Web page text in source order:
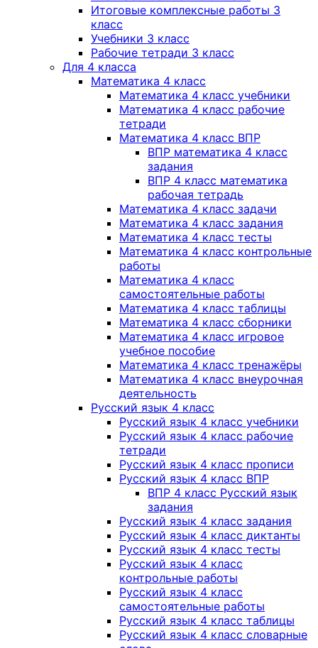
Итоговые комплексные работы 3
класс
Учебники 3 класс
Рабочие тетради 3 класс
Для 4 класса
Математика 4 класс
Математика 4 класс учебники
Математика 4 класс рабочие
тетради
Математика 4 класс ВПР
ВПР математика 4 класс
задания
ВПР 4 класс математика
рабочая тетрадь
Математика 4 класс задачи
Математика 4 класс задания
Математика 4 класс тесты
Математика 4 класс контрольные
работы
Математика 4 класс
самостоятельные работы
Математика 4 класс таблицы
Математика 4 класс сборники
Математика 4 класс игровое
учебное пособие
Математика 4 класс тренажёры
Математика 4 класс внеурочная
деятельность
Русский язык 4 класс
Русский язык 4 класс учебники
Русский язык 4 класс рабочие
тетради
Русский язык 4 класс прописи
Русский язык 4 класс ВПР
ВПР 4 класс Русский язык
задания
Русский язык 4 класс задания
Русский язык 4 класс диктанты
Русский язык 4 класс тесты
Русский язык 4 класс
контрольные работы
Русский язык 4 класс
самостоятельные работы
Русский язык 4 класс таблицы
Русский язык 4 класс словарные